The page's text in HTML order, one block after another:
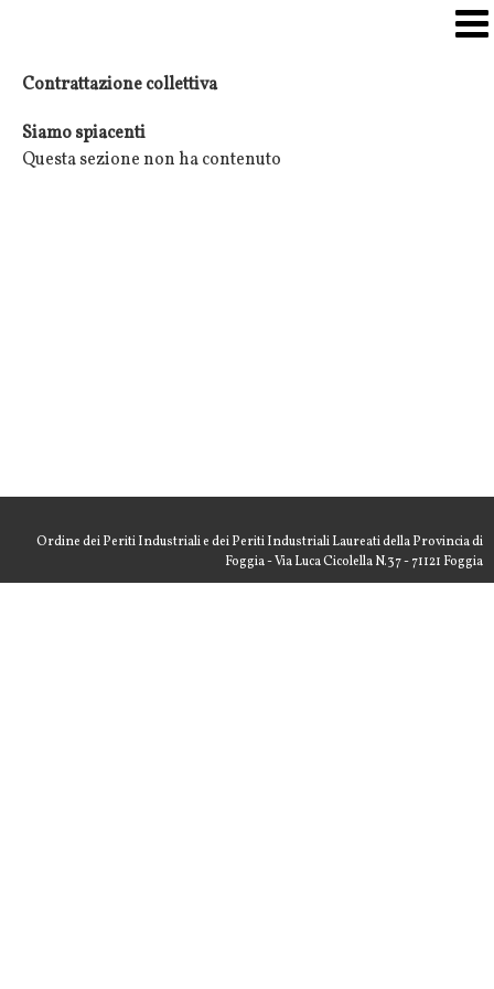
Contrattazione collettiva
Siamo spiacenti
Questa sezione non ha contenuto
Ordine dei Periti Industriali e dei Periti Industriali Laureati della Provincia di
Foggia - Via Luca Cicolella N.37 - 71121 Foggia